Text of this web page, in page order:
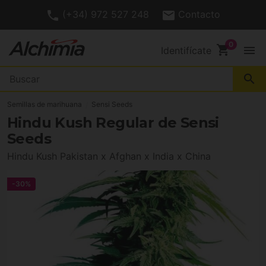
(+34) 972 527 248 Contacto
Identifícate shopping_cart menu
search
Semillas de marihuana Sensi Seeds
Hindu Kush Regular de Sensi
Seeds
Hindu Kush Pakistan x Afghan x India x China
-30%